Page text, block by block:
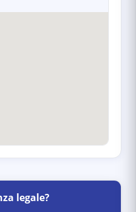
legale?